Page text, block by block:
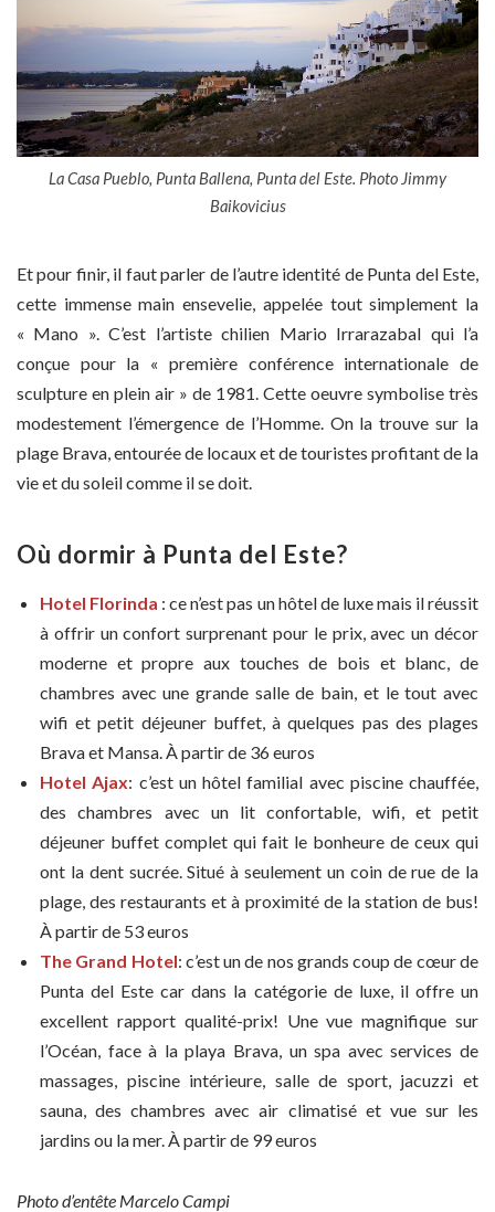
La Casa Pueblo, Punta Ballena, Punta del Este. Photo Jimmy
Baikovicius
Et pour finir, il faut parler de l’autre identité de Punta del Este,
cette immense main ensevelie, appelée tout simplement la
« Mano ». C’est l’artiste chilien Mario Irrarazabal qui l’a
conçue pour la « première conférence internationale de
sculpture en plein air » de 1981. Cette oeuvre symbolise très
modestement l’émergence de l’Homme. On la trouve sur la
plage Brava, entourée de locaux et de touristes profitant de la
vie et du soleil comme il se doit.
Où dormir à Punta del Este?
Hotel Florinda : ce n’est pas un hôtel de luxe mais il réussit
à offrir un confort surprenant pour le prix, avec un décor
moderne et propre aux touches de bois et blanc, de
chambres avec une grande salle de bain, et le tout avec
wifi et petit déjeuner buffet, à quelques pas des plages
Brava et Mansa. À partir de 36 euros
Hotel Ajax: c’est un hôtel familial avec piscine chauffée,
des chambres avec un lit confortable, wifi, et petit
déjeuner buffet complet qui fait le bonheure de ceux qui
ont la dent sucrée. Situé à seulement un coin de rue de la
plage, des restaurants et à proximité de la station de bus!
À partir de 53 euros
The Grand Hotel: c’est un de nos grands coup de cœur de
Punta del Este car dans la catégorie de luxe, il offre un
excellent rapport qualité-prix! Une vue magnifique sur
l’Océan, face à la playa Brava, un spa avec services de
massages, piscine intérieure, salle de sport, jacuzzi et
sauna, des chambres avec air climatisé et vue sur les
jardins ou la mer. À partir de 99 euros
Photo d’entête Marcelo Campi